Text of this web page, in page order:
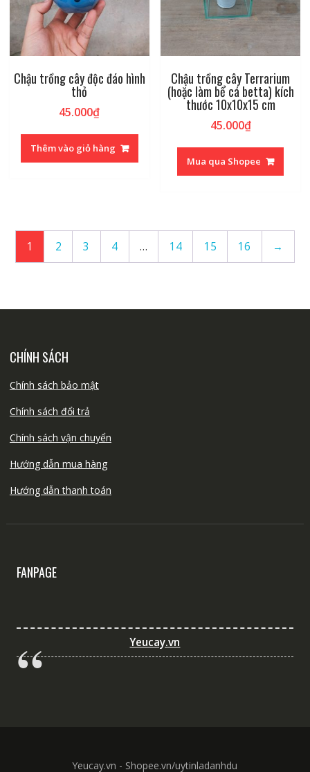
Chậu trồng cây độc đáo hình
thỏ
45.000₫
Thêm vào giỏ hàng
Chậu trồng cây Terrarium
(hoặc làm bể cá betta) kích
thước 10x10x15 cm
45.000₫
Mua qua Shopee
1 2 3 4 … 14 15 16 →
CHÍNH SÁCH
Chính sách bảo mật
Chính sách đổi trả
Chính sách vận chuyển
Hướng dẫn mua hàng
Hướng dẫn thanh toán
FANPAGE
Yeucay.vn
Yeucay.vn - Shopee.vn/uytinladanhdu